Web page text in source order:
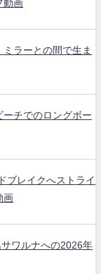
動画
ラーとの間で生ま
チでのロングボー
ブレイクへストライ
画
ワルナへの2026年